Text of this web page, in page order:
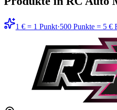
1 € = 1 Punkt·500 Punkte = 5 €